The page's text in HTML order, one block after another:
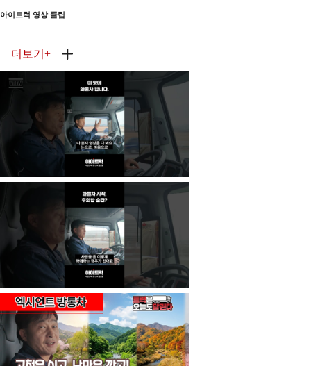
아이트럭 영상 클립
더보기 +